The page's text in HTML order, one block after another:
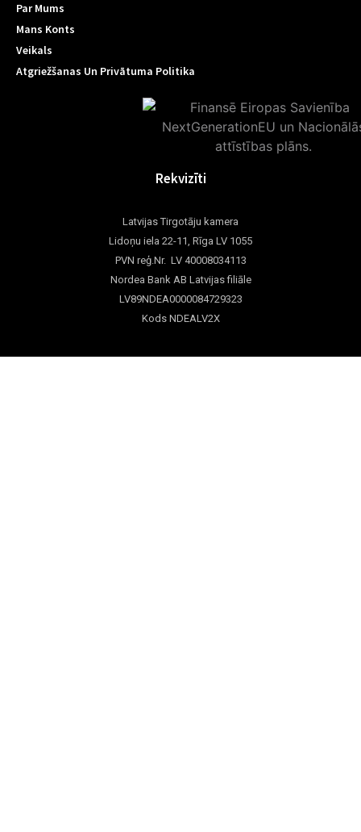
Par Mums
Mans Konts
Veikals
Atgriežšanas Un Privātuma Politika
Rekvizīti
Latvijas Tirgotāju kamera
Lidoņu iela 22-11, Rīga LV 1055
PVN reģ.Nr. LV 40008034113
Nordea Bank AB Latvijas filiāle
LV89NDEA0000084729323
Kods NDEALV2X